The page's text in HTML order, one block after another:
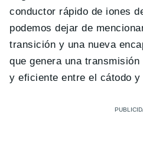
conductor rápido de iones
podemos dejar de
transición y una nueva
que genera una
y eficiente entre el cátodo y